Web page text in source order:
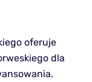
oferuje
dla